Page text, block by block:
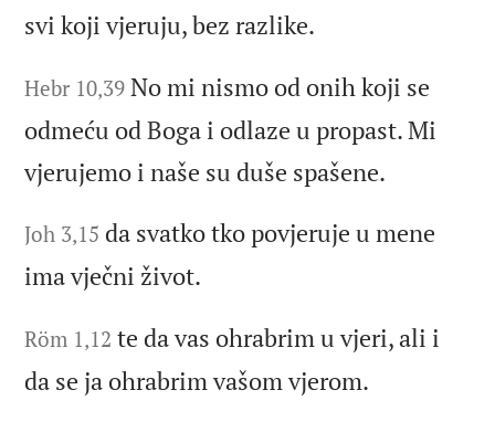
svi koji vjeruju, bez razlike.
Hebr 10,39 No mi nismo od onih koji se
odmeću od Boga i odlaze u propast. Mi
vjerujemo i naše su duše spašene.
Joh 3,15 da svatko tko povjeruje u mene
ima vječni život.
Röm 1,12 te da vas ohrabrim u vjeri, ali i
da se ja ohrabrim vašom vjerom.